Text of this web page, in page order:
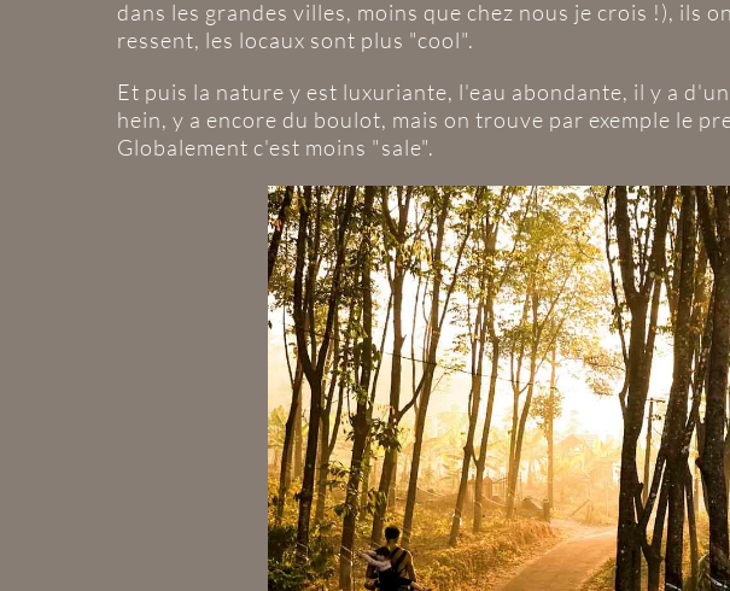
dans les grandes villes, moins que chez nous je crois !), ils
ressent, les locaux sont plus "cool".
Et puis la nature y est luxuriante, l'eau abondante, il y a
hein, y a encore du boulot, mais on trouve par exemple le
Globalement c'est moins "sale".